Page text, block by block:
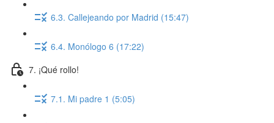
6.3. Callejeando por Madrid (15:47)
6.4. Monólogo 6 (17:22)
7. ¡Qué rollo!
7.1. Mi padre 1 (5:05)